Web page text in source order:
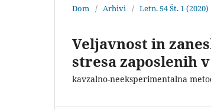
Dom / Arhivi / Letn. 54 Št. 1 (2020)
Veljavnost in
stresa zaposlenih
kavzalno-neeksperimentalna